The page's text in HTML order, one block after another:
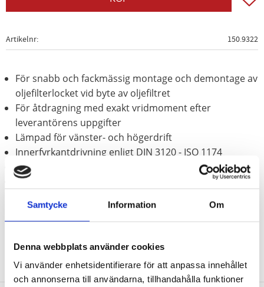
Samtycke Information Om
Denna webbplats använder cookies
Vi använder enhetsidentifierare för att anpassa innehållet
och annonserna till användarna, tillhandahålla funktioner
Artikelnr 150.9322
För snabb och fackmässig montage och demontage av
oljefilterlocket vid byte av oljefiltret
För åtdragning med exakt vridmoment efter
leverantörens uppgifter
Lämpad för vänster- och högerdrift
Innerfyrkantdrivning enligt DIN 3120 - ISO 1174
för manuell hantering
lackerade ytor
Användningsområden / för: Mazda.Ford osv.